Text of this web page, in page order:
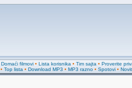
Domaći filmovi• Lista korisnika • Tim sajta • Proverite
• Top lista • Download MP3 • MP3 razno • Spotovi •